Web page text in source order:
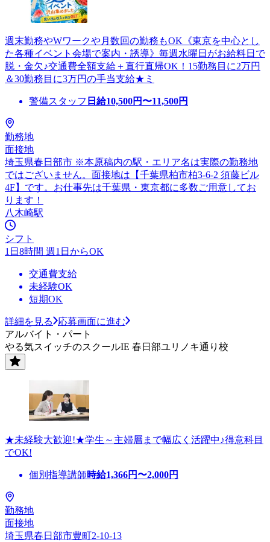
週末勤務やWワークや月数回の勤務もOK《東京を中心とし
た各種イベント会場で案内・誘導》毎週水曜日がお給料日で
脱・金欠♪交通費全額支給＋直行直帰OK！15勤務目に2万円
＆30勤務目に3万円の手当支給★ミ
警備スタッフ 日給10,500円〜11,500円
勤務地
面接地
埼玉県春日部市 ※本原稿内の駅・エリア名は実際の勤務地
ではございません。面接地は【千葉県柏市柏3-6-2 須藤ビル
4F】です。お仕事先は千葉県・東京都に多数ご用意してお
ります！
八木崎駅
シフト
1日8時間 週1日からOK
交通費支給
未経験OK
短期OK
詳細を見る
応募画面に進む
アルバイト・パート
やる気スイッチのスクールIE 春日部ユリノキ通り校
★未経験大歓迎!★学生～主婦層まで幅広く活躍中♪得意科目
でOK!
個別指導講師時給1,366円〜2,000円
勤務地
面接地
埼玉県春日部市豊町2-10-13